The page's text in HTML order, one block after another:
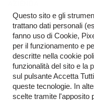
Azienda
Contatti
Questo sito e gli
trattano dati personali
fanno uso di Cookie,
per il funzionamento e
descritte nella cookie
funzionalità del sito e la
sul pulsante Accetta
queste tecnologie. In
scelte tramite l'apposito